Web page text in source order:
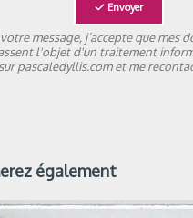
Envoyer
message, j’accepte que mes
l'objet d'un traitement
pascaledyllis.com et me
également